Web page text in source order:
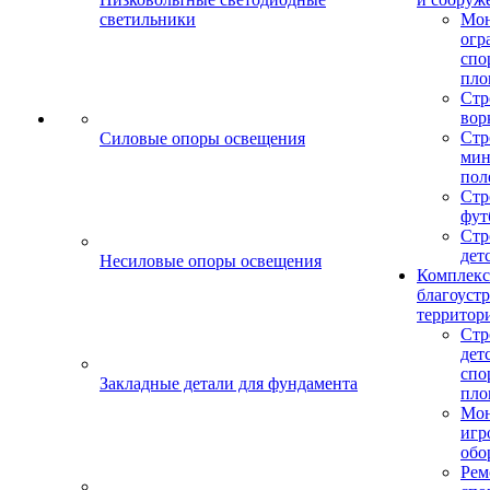
светильники
Силовые опоры освещения
Несиловые опоры освещения
Закладные детали для фундамента